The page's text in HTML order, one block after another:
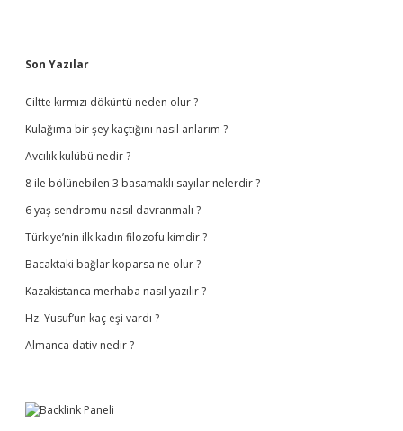
Sidebar
Son Yazılar
Ciltte kırmızı döküntü neden olur ?
Kulağıma bir şey kaçtığını nasıl anlarım ?
Avcılık kulübü nedir ?
8 ile bölünebilen 3 basamaklı sayılar nelerdir ?
6 yaş sendromu nasıl davranmalı ?
Türkiye’nin ilk kadın filozofu kimdir ?
Bacaktaki bağlar koparsa ne olur ?
Kazakistanca merhaba nasıl yazılır ?
Hz. Yusuf’un kaç eşi vardı ?
Almanca dativ nedir ?